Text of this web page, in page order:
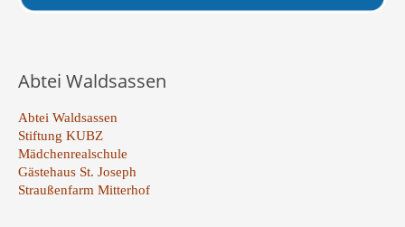
Abtei Waldsassen
Abtei Waldsassen
Stiftung KUBZ
Mädchenrealschule
Gästehaus St. Joseph
Straußenfarm Mitterhof